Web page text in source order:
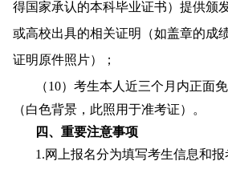
得国家承认的本科毕业证书）提供颁
或高校出具的相关证明（如盖章的成
证明原件照片）；
（10）考生本人近三个月内正面
（白色背景，此照用于准考证）。
四、 重要注意事项
1.网上报名分为填写考生信息和